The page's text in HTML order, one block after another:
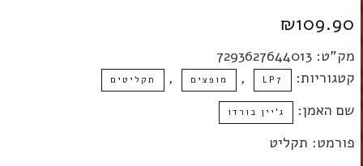
₪109.90
מק"ט: 7293627644013
קטגוריות:
LP7
, מופצים , תקליטים
שם האמן: ג'יין בורדו
פורמט: תקליט